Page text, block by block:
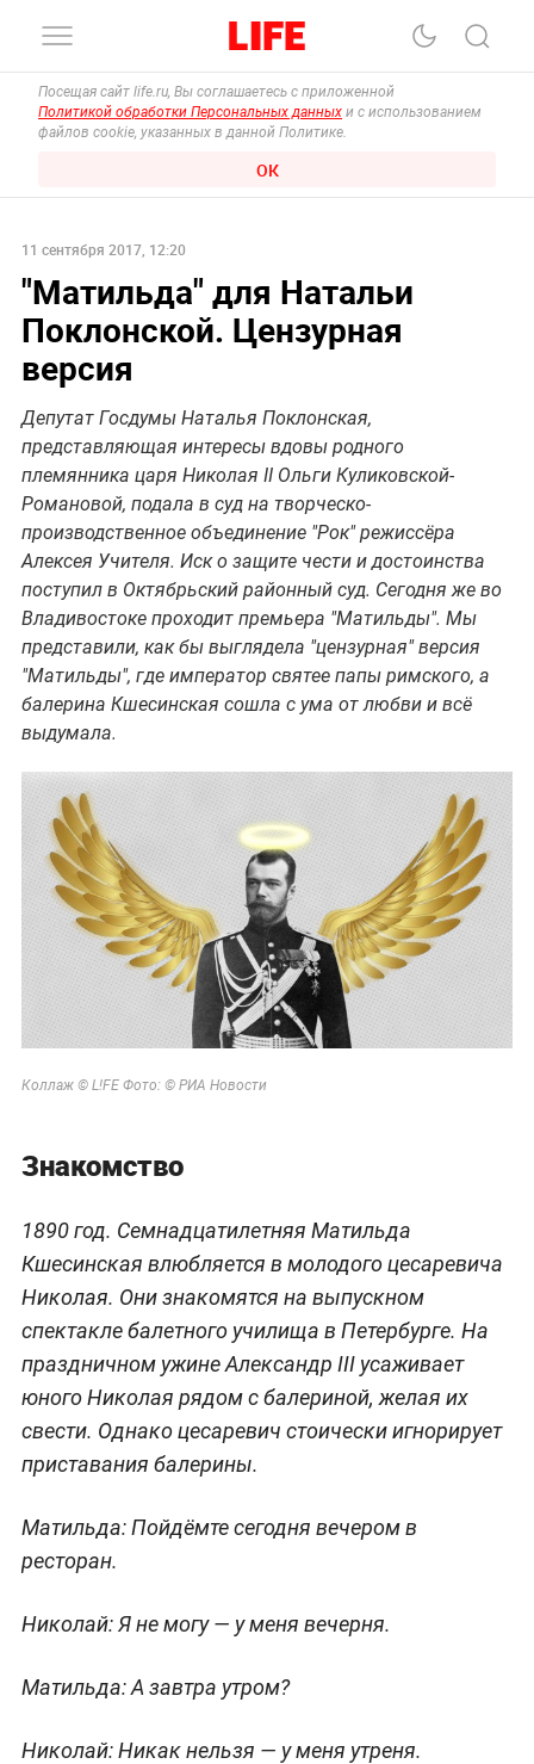
Посещая сайт life.ru, Вы соглашаетесь с приложенной
Политикой обработки Персональных данных и с использованием
файлов cookie, указанных в данной Политике.
ОК
11 сентября 2017, 12:20
"Матильда" для Натальи
Поклонской. Цензурная
версия
Депутат Госдумы Наталья Поклонская,
представляющая интересы вдовы родного
племянника царя Николая II Ольги Куликовской-
Романовой, подала в суд на творческо-
производственное объединение "Рок" режиссёра
Алексея Учителя. Иск о защите чести и достоинства
поступил в Октябрьский районный суд. Сегодня же во
Владивостоке проходит премьера "Матильды". Мы
представили, как бы выглядела "цензурная" версия
"Матильды", где император святее папы римского, а
балерина Кшесинская сошла с ума от любви и всё
выдумала.
Коллаж © L!FE Фото: © РИА Новости
Знакомство
1890 год. Семнадцатилетняя Матильда
Кшесинская влюбляется в молодого цесаревича
Николая. Они знакомятся на выпускном
спектакле балетного училища в Петербурге. На
праздничном ужине Александр III усаживает
юного Николая рядом с балериной, желая их
свести. Однако цесаревич стоически игнорирует
приставания балерины.
Матильда:Пойдёмте сегодня вечером в
ресторан.
Николай:Я не могу — у меня вечерня.
Матильда:А завтра утром?
Николай:Никак нельзя — у меня утреня.